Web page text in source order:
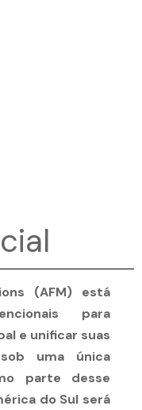
(AFM) está
para
e unificar suas
uma única
parte desse
do Sul será